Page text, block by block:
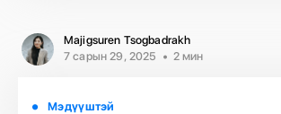
Majigsuren Tsogbadrakh
7 сарын 29, 2025
2 мин
Мэдүүштэй